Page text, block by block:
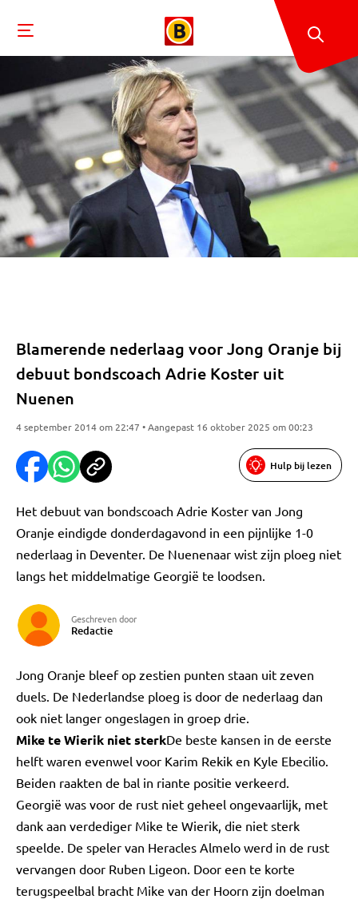
Blamerende nederlaag voor Jong Oranje bij
debuut bondscoach Adrie Koster uit
Nuenen
4 september 2014 om 22:47 • Aangepast 16 oktober 2025 om 00:23
Hulp bij lezen
Het debuut van bondscoach Adrie Koster van Jong
Oranje eindigde donderdagavond in een pijnlijke 1-0
nederlaag in Deventer. De Nuenenaar wist zijn ploeg niet
langs het middelmatige Georgië te loodsen.
Geschreven door
Redactie
Jong Oranje bleef op zestien punten staan uit zeven
duels. De Nederlandse ploeg is door de nederlaag dan
ook niet langer ongeslagen in groep drie.
Mike te Wierik niet sterkDe beste kansen in de eerste
helft waren evenwel voor Karim Rekik en Kyle Ebecilio.
Beiden raakten de bal in riante positie verkeerd.
Georgië was voor de rust niet geheel ongevaarlijk, met
dank aan verdediger Mike te Wierik, die niet sterk
speelde. De speler van Heracles Almelo werd in de rust
vervangen door Ruben Ligeon. Door een te korte
terugspeelbal bracht Mike van der Hoorn zijn doelman